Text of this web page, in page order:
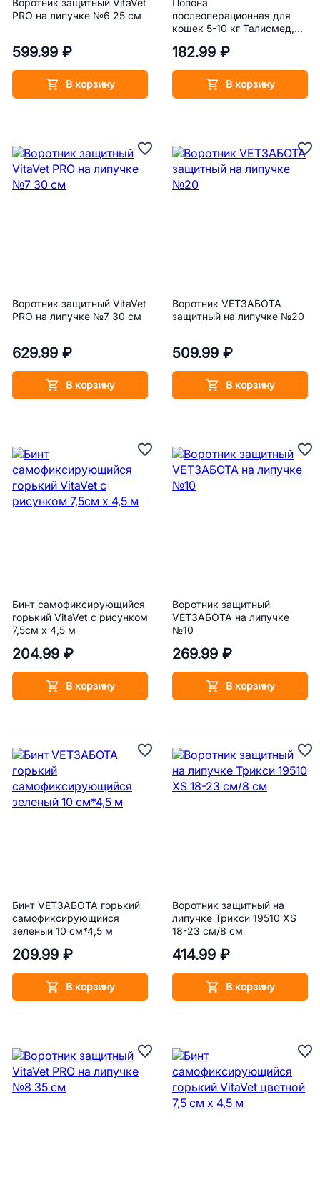
Воротник защитный VitaVet
PRO на липучке №6 25 см
599.99 ₽
В корзину
Попона
послеоперационная для
кошек 5-10 кг Талисмед,
182.99 ₽
В корзину
Воротник защитный VitaVet
PRO на липучке №7 30 см
629.99 ₽
В корзину
Воротник VETЗАБОТА
защитный на липучке №20
509.99 ₽
В корзину
Бинт самофиксирующийся
горький VitaVet с рисунком
7,5см х 4,5 м
204.99 ₽
В корзину
Воротник защитный
VETЗАБОТА на липучке
№10
269.99 ₽
В корзину
Бинт VETЗАБОТА горький
самофиксирующийся
зеленый 10 см*4,5 м
209.99 ₽
В корзину
Воротник защитный на
липучке Трикси 19510 XS
18-23 см/8 см
414.99 ₽
В корзину